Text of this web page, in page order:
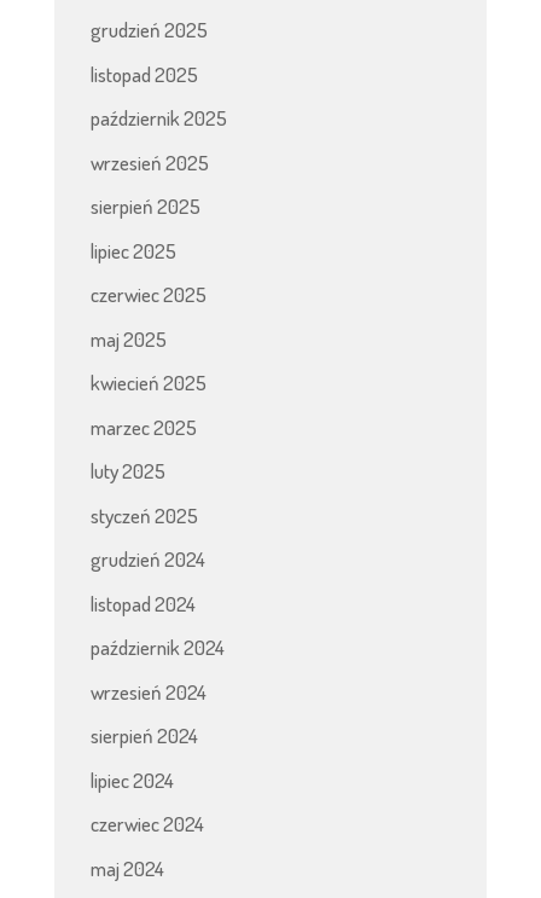
grudzień 2025
listopad 2025
październik 2025
wrzesień 2025
sierpień 2025
lipiec 2025
czerwiec 2025
maj 2025
kwiecień 2025
marzec 2025
luty 2025
styczeń 2025
grudzień 2024
listopad 2024
październik 2024
wrzesień 2024
sierpień 2024
lipiec 2024
czerwiec 2024
maj 2024